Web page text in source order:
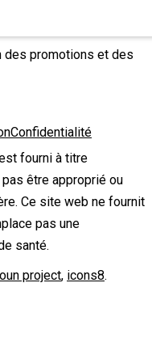
des promotions et des
Confidentialité
fourni à titre
être approprié ou
Ce site web ne fournit
pas une
santé.
project, icons8.